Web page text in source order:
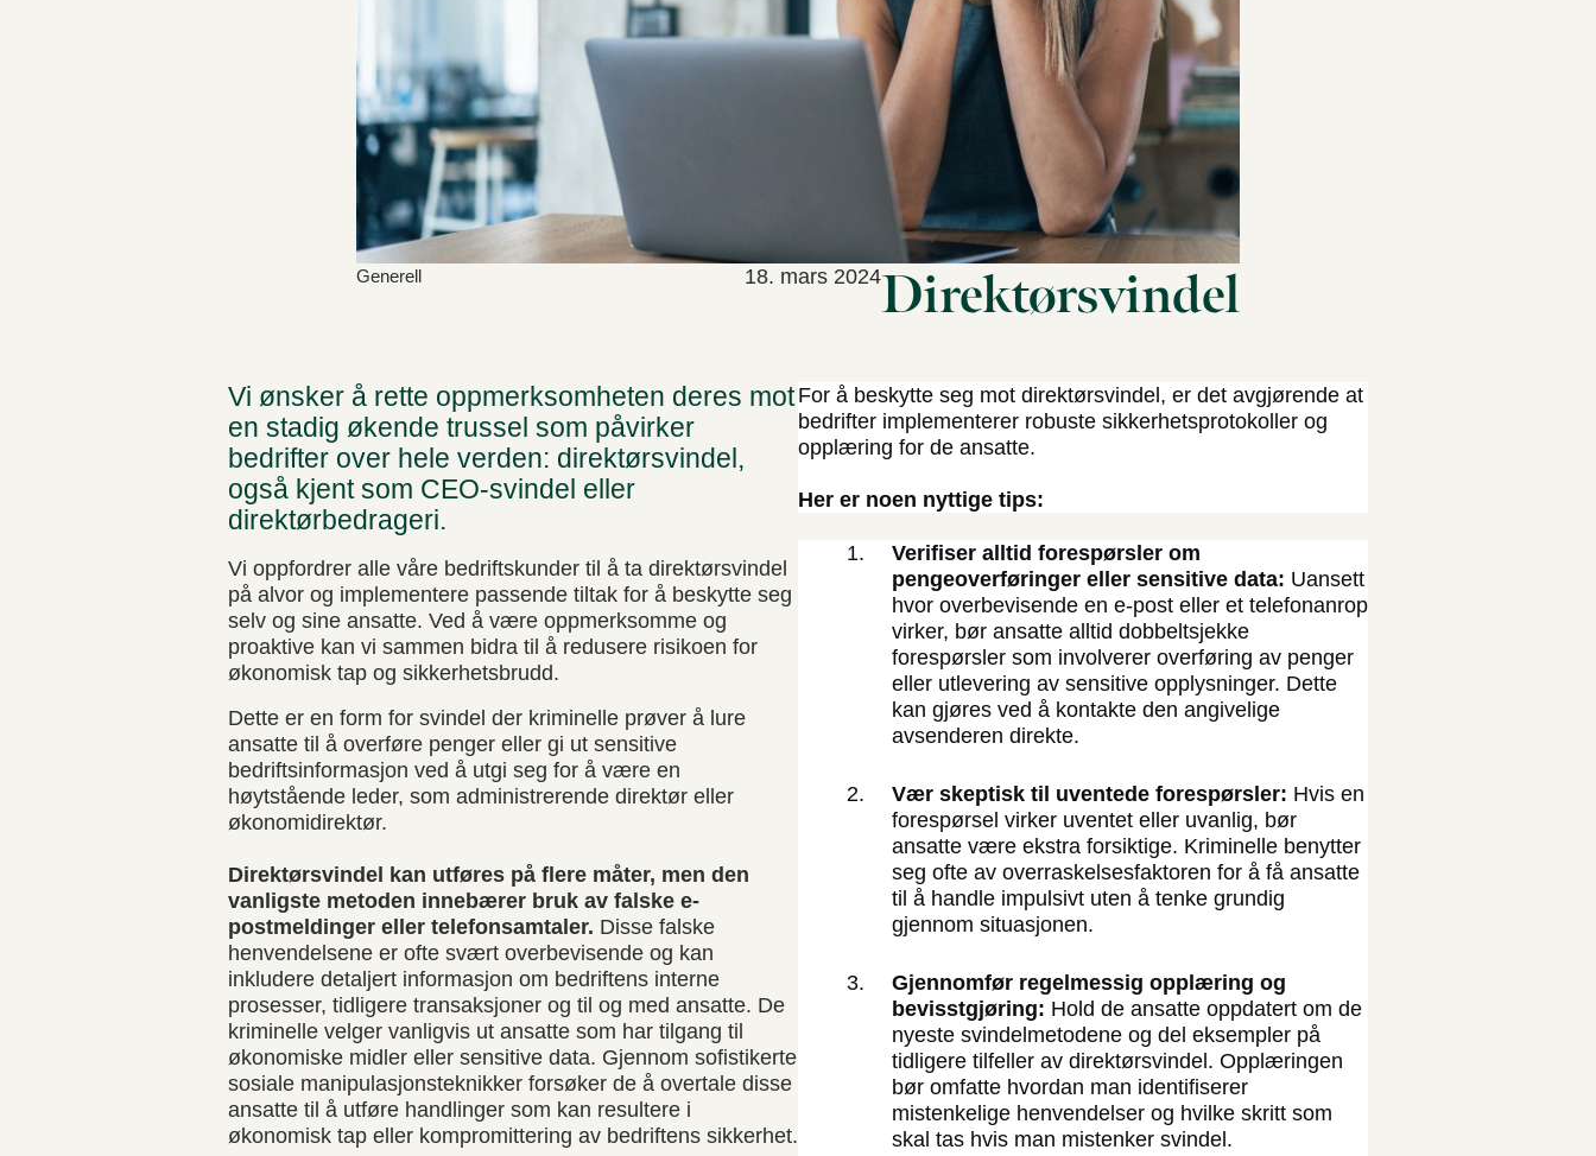
Generell Direktørsvindel
18. mars 2024
Vi ønsker å rette oppmerksomheten deres mot
en stadig økende trussel som påvirker
bedrifter over hele verden: direktørsvindel,
også kjent som CEO-svindel eller
direktørbedrageri.
Vi oppfordrer alle våre bedriftskunder til å ta direktørsvindel
på alvor og implementere passende tiltak for å beskytte seg
selv og sine ansatte. Ved å være oppmerksomme og
proaktive kan vi sammen bidra til å redusere risikoen for
økonomisk tap og sikkerhetsbrudd.
Dette er en form for svindel der kriminelle prøver å lure
ansatte til å overføre penger eller gi ut sensitive
bedriftsinformasjon ved å utgi seg for å være en
høytstående leder, som administrerende direktør eller
økonomidirektør.
Direktørsvindel kan utføres på flere måter, men den
vanligste metoden innebærer bruk av falske e-
postmeldinger eller telefonsamtaler. Disse falske
henvendelsene er ofte svært overbevisende og kan
inkludere detaljert informasjon om bedriftens interne
prosesser, tidligere transaksjoner og til og med ansatte. De
kriminelle velger vanligvis ut ansatte som har tilgang til
økonomiske midler eller sensitive data. Gjennom sofistikerte
sosiale manipulasjonsteknikker forsøker de å overtale disse
ansatte til å utføre handlinger som kan resultere i
økonomisk tap eller kompromittering av bedriftens sikkerhet.
For å beskytte seg mot direktørsvindel, er det avgjørende at
bedrifter implementerer robuste sikkerhetsprotokoller og
opplæring for de ansatte.
Her er noen nyttige tips:
Verifiser alltid forespørsler om
pengeoverføringer eller sensitive data: Uansett
hvor overbevisende en e-post eller et telefonanrop
virker, bør ansatte alltid dobbeltsjekke
forespørsler som involverer overføring av penger
eller utlevering av sensitive opplysninger. Dette
kan gjøres ved å kontakte den angivelige
avsenderen direkte.
Vær skeptisk til uventede forespørsler: Hvis en
forespørsel virker uventet eller uvanlig, bør
ansatte være ekstra forsiktige. Kriminelle benytter
seg ofte av overraskelsesfaktoren for å få ansatte
til å handle impulsivt uten å tenke grundig
gjennom situasjonen.
Gjennomfør regelmessig opplæring og
bevisstgjøring: Hold de ansatte oppdatert om de
nyeste svindelmetodene og del eksempler på
tidligere tilfeller av direktørsvindel. Opplæringen
bør omfatte hvordan man identifiserer
mistenkelige henvendelser og hvilke skritt som
skal tas hvis man mistenker svindel.